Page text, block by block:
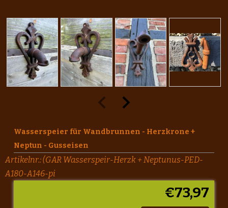
Wasserspeier für Wandbrunnen - Herzkrone +
Neptun - Gusseisen
Artikelnr.:(GAR Wasserspeir-Herzk + Neptunus-PED-
A180-A146-pi
€73,97